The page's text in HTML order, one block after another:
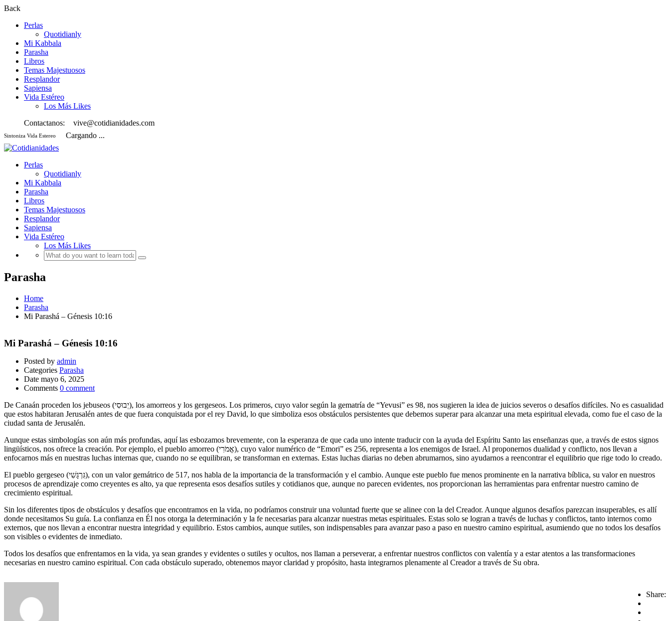
Back
Perlas
Quotidianly
Mi Kabbala
Parasha
Libros
Temas Majestuosos
Resplandor
Sapiensa
Vida Estéreo
Los Más Likes
Contactanos:
vive@cotidianidades.com
Sintoniza Vida Estereo Cargando ...
Perlas
Quotidianly
Mi Kabbala
Parasha
Libros
Temas Majestuosos
Resplandor
Sapiensa
Vida Estéreo
Los Más Likes
Parasha
Home
Parasha
Mi Parashá – Génesis 10:16
Mi Parashá – Génesis 10:16
Posted by admin
Categories Parasha
Date mayo 6, 2025
Comments 0 comment
De Canaán proceden los jebuseos (יְבוּסִי), los amorreos y los gergeseos. Los primeros, cuyo valor según la gematría de “Yevusi” es 98, nos sugieren la idea de juicios severos o desafíos difíciles. No es casualidad
que estos habitaran Jerusalén antes de que fuera conquistada por el rey David, lo que simboliza esos obstáculos persistentes que debemos superar para alcanzar una meta espiritual elevada, como fue el caso de la
ciudad santa de Jerusalén.
Aunque estas simbologías son aún más profundas, aquí las esbozamos brevemente, con la esperanza de que cada uno intente traducir con la ayuda del Espíritu Santo las enseñanzas que, a través de estos signos
lingüísticos, nos ofrece la creación. Por ejemplo, el pueblo amorreo (אֱמֹרִי), cuyo valor numérico de “Emori” es 256, representa a los enemigos de Israel. Al proponernos dualidad y conflicto, nos llevan a
enfocarnos más en nuestras luchas internas que, cuando no se equilibran, se transforman en externas. Estas luchas diarias no deben abrumarnos, sino ayudarnos a reencontrar el equilibrio que rige todo lo creado.
El pueblo gergeseo (גִּרְגָּשִׁי), con un valor gemátrico de 517, nos habla de la importancia de la transformación y el cambio. Aunque este pueblo fue menos prominente en la narrativa bíblica, su valor en nuestros
procesos de aprendizaje como creyentes es alto, ya que representa esos desafíos sutiles y cotidianos que, aunque no parecen evidentes, nos proporcionan las herramientas para enfrentar nuestro camino de
crecimiento espiritual.
Sin los diferentes tipos de obstáculos y desafíos que encontramos en la vida, no podríamos construir una voluntad fuerte que se alinee con la del Creador. Aunque algunos desafíos parezcan insuperables, es allí
donde necesitamos Su guía. La confianza en Él nos otorga la determinación y la fe necesarias para alcanzar nuestras metas espirituales. Estas solo se logran a través de luchas y conflictos, tanto internos como
externos, que nos llevan a encontrar nuestra integridad y equilibrio. Estos cambios, aunque sutiles, son indispensables para avanzar paso a paso en nuestro camino espiritual, asumiendo que no todos los desafíos
son visibles o evidentes de inmediato.
Todos los desafíos que enfrentamos en la vida, ya sean grandes y evidentes o sutiles y ocultos, nos llaman a perseverar, a enfrentar nuestros conflictos con valentía y a estar atentos a las transformaciones
necesarias en nuestro camino espiritual. Con cada obstáculo superado, obtenemos mayor claridad y propósito, hasta integrarnos plenamente al Creador a través de Su obra.
Share: